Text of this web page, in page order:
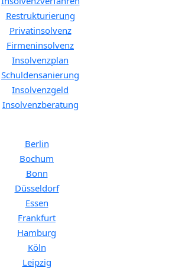
Restrukturierung
Privatinsolvenz
Firmeninsolvenz
Insolvenzplan
Schuldensanierung
Insolvenzgeld
Insolvenzberatung
Berlin
Bochum
Bonn
Düsseldorf
Essen
Frankfurt
Hamburg
Köln
Leipzig